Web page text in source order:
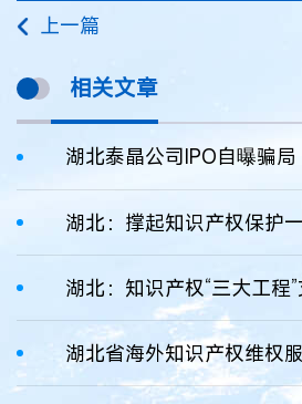
上一篇
相关文章